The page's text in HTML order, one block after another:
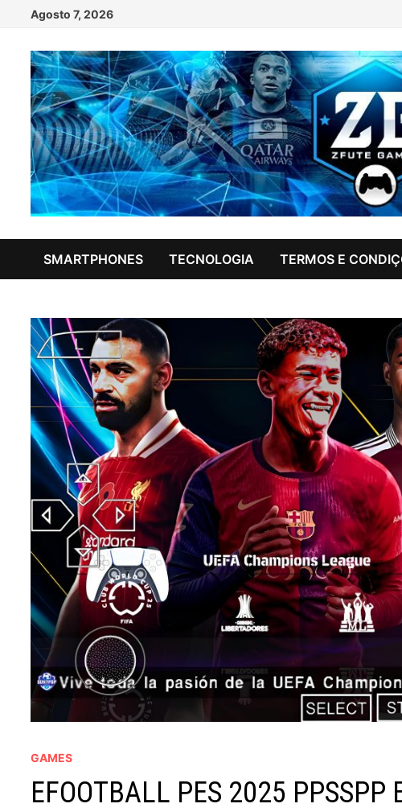
content
Agosto 7, 2026
SMARTPHONES TECNOLOGIA TERMOS E
GAMES
EFOOTBALL PES 2025 PPSSPP